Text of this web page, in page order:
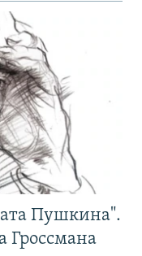
Пушкина".
Гроссмана